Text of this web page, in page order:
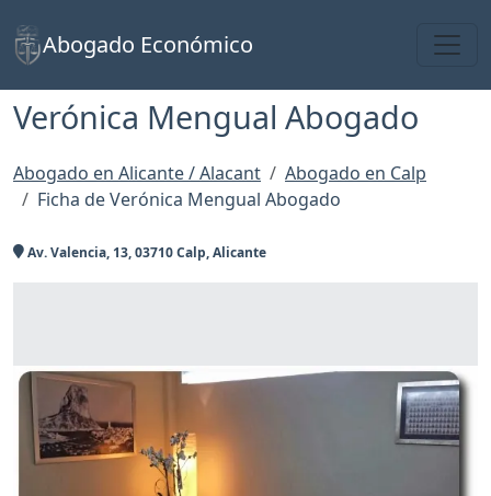
Abogado Económico
Verónica Mengual Abogado
Abogado en Alicante / Alacant
Abogado en Calp
Ficha de Verónica Mengual Abogado
Av. Valencia, 13, 03710 Calp, Alicante